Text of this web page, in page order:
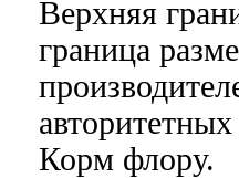
Верхняя
граница
авторитетных
Корм флору.